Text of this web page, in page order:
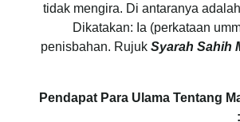
tidak mengira. Di antaranya
Dikatakan: Ia (perkataan
penisbahan. Rujuk Syarah Sahih
Pendapat Para Ulama Tentang